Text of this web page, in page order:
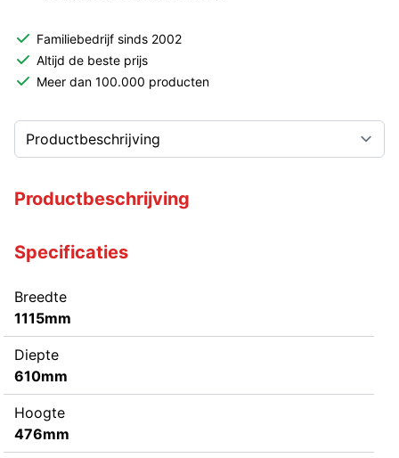
Familiebedrijf sinds 2002
Altijd de beste prijs
Meer dan 100.000 producten
Productbeschrijving
Specificaties
Breedte
1115mm
Diepte
610mm
Hoogte
476mm